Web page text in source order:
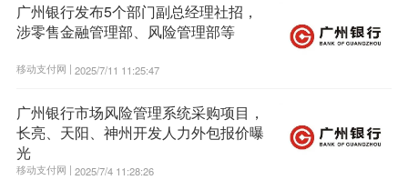
广州银行发布5个部门副总经理社招，
涉零售金融管理部、风险管理部等
移动支付网 | 2025/7/11 11:25:47
广州银行市场风险管理系统采购项目，
长亮、天阳、神州开发人力外包报价曝
光
移动支付网 | 2025/7/4 11:28:26